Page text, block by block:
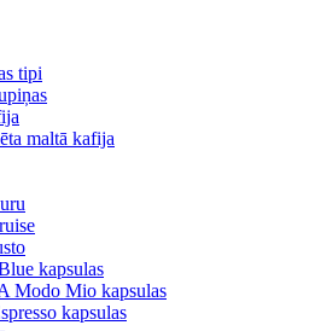
tipi
maltā kafija
kapsulas
Modo Mio kapsulas
kapsulas